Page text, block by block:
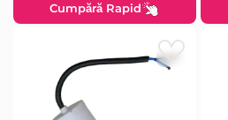
Cumpără Rapid